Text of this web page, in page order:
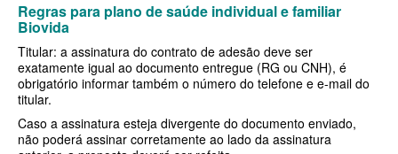
SÃO MIGUEL PLANO DE SAÚDE EMPRESARIAL
SOMPO PLANO DE SAÚDE EMPRESARIAL
SULAMERICA PLANO DE SAÚDE EMPRESARIAL
TOTAL MEDCARE PLANO DE SAÚDE EMPRESARIAL
BLUE MED PLANO DE SAÚDE INDIVIDUAL
CUIDAR ME PLANO DE SAÚDE INDIVIDUAL
GARANTIA GS PLANO INDIVIDUAL
Regras para plano de saúde individual e familiar
Biovida
Titular: a assinatura do contrato de adesão deve ser
exatamente igual ao documento entregue (RG ou CNH), é
obrigatório informar também o número do telefone e e-mail do
titular.
Caso a assinatura esteja divergente do documento enviado,
não poderá assinar corretamente ao lado da assinatura